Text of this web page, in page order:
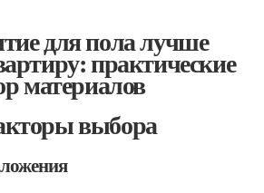
для пола лучше
практические
материалов
выбора